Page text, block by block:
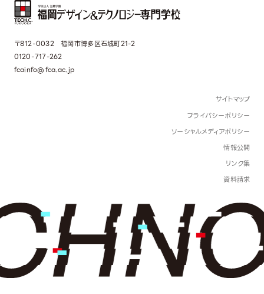
〒812-0032 福岡市博多区石城町21-2
0120-717-262
fcainfo@fca.ac.jp
サイトマップ
プライバシーポリシー
ソーシャルメディアポリシー
情報公開
リンク集
資料請求